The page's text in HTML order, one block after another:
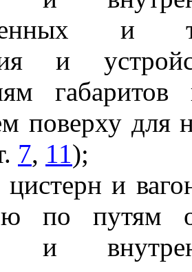
и
и
поверху для
7, 11);
и
по путям
и